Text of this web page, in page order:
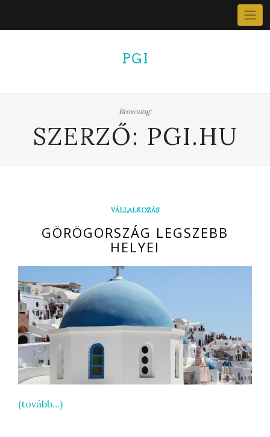
PGI
Browsing:
SZERZŐ: PGI.HU
VÁLLALKOZÁS
GÖRÖGORSZÁG LEGSZEBB
HELYEI
(tovább…)